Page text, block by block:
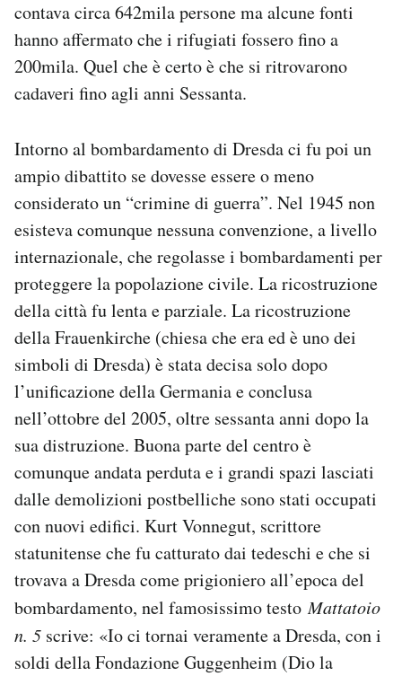
contava circa 642mila persone ma alcune fonti
hanno affermato che i rifugiati fossero fino a
200mila. Quel che è certo è che si ritrovarono
cadaveri fino agli anni Sessanta.
Intorno al bombardamento di Dresda ci fu poi un
ampio dibattito se dovesse essere o meno
considerato un “crimine di guerra”. Nel 1945 non
esisteva comunque nessuna convenzione, a livello
internazionale, che regolasse i bombardamenti per
proteggere la popolazione civile. La ricostruzione
della città fu lenta e parziale. La ricostruzione
della Frauenkirche (chiesa che era ed è uno dei
simboli di Dresda) è stata decisa solo dopo
l’unificazione della Germania e conclusa
nell’ottobre del 2005, oltre sessanta anni dopo la
sua distruzione. Buona parte del centro è
comunque andata perduta e i grandi spazi lasciati
dalle demolizioni postbelliche sono stati occupati
con nuovi edifici. Kurt Vonnegut, scrittore
statunitense che fu catturato dai tedeschi e che si
trovava a Dresda come prigioniero all’epoca del
bombardamento, nel famosissimo testoMattatoio
n. 5 scrive: «Io ci tornai veramente a Dresda, con i
soldi della Fondazione Guggenheim (Dio la